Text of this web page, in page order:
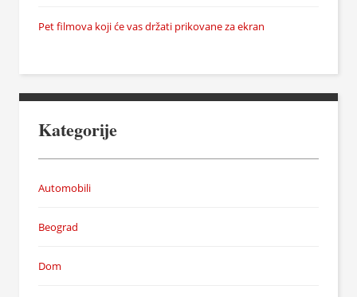
Pet filmova koji će vas držati prikovane za ekran
Kategorije
Automobili
Beograd
Dom